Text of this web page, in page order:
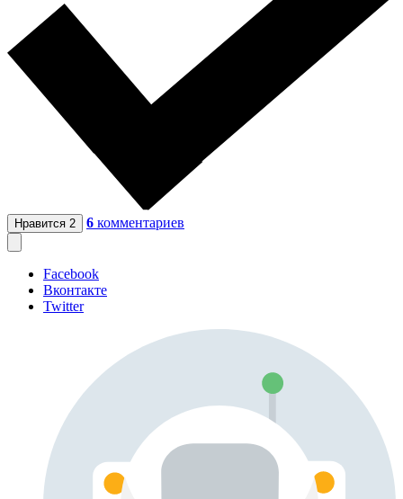
Нравится 2 6 комментариев
Facebook
Вконтакте
Twitter